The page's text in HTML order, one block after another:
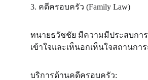
3. คดีครอบครัว (Family Law)
ทนายธวัชชัย มีความมีประสบกา
เข้าใจและเห็นอกเห็นใจสถานก
บริการด้านคดีครอบครัว: